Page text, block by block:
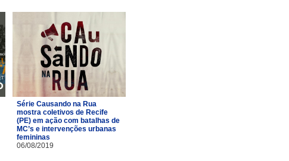
Série Causando na Rua
mostra coletivos de Recife
(PE) em ação com batalhas de
MC’s e intervenções urbanas
femininas
06/08/2019